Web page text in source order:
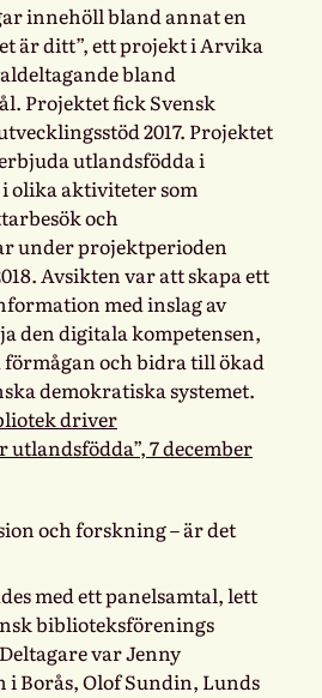
innehöll bland annat en
är ditt”, ett projekt i Arvika
bland
Projektet fick Svensk
2017. Projektet
utlandsfödda i
olika aktiviteter som
och
under projektperioden
Avsikten var att skapa ett
med inslag av
den digitala kompetensen,
och bidra till ökad
demokratiska systemet.
driver
7 december
och forskning – är det
med ett panelsamtal, lett
biblioteksförenings
var Jenny
i Borås, Olof Sundin, Lunds